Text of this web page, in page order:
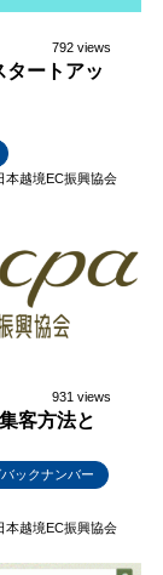
792 views
タートアッ
本越境EC振興協会
931 views
客方法と
ックナンバー
本越境EC振興協会